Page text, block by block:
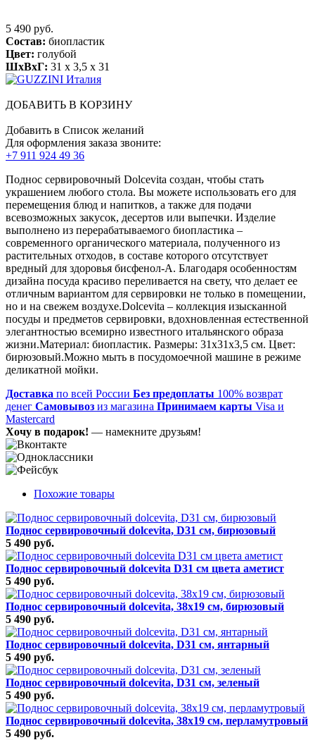
5 490 руб.
Состав: биопластик
Цвет: голубой
ШхВхГ: 31 x 3,5 x 31
ДОБАВИТЬ В КОРЗИНУ
Добавить в Список желаний
Для оформления заказа звоните:
+7 911 924 49 36
Поднос сервировочный Dolcevita создан, чтобы стать
украшением любого стола. Вы можете использовать его для
перемещения блюд и напитков, а также для подачи
всевозможных закусок, десертов или выпечки. Изделие
выполнено из перерабатываемого биопластика –
современного органического материала, полученного из
растительных отходов, в составе которого отсутствует
вредный для здоровья бисфенол-А. Благодаря особенностям
дизайна посуда красиво переливается на свету, что делает ее
отличным вариантом для сервировки не только в помещении,
но и на свежем воздухе.Dolcevita – коллекция изысканной
посуды и предметов сервировки, вдохновленная естественной
элегантностью всемирно известного итальянского образа
жизни.Материал: биопластик. Размеры: 31х31х3,5 см. Цвет:
бирюзовый.Можно мыть в посудомоечной машине в режиме
деликатной мойки.
Доставка по всей России Без предоплаты 100% возврат
денег Самовывоз из магазина Принимаем карты Visa и
Mastercard
Хочу в подарок! — намекните друзьям!
Похожие товары
Поднос сервировочный dolcevita, D31 см, бирюзовый
5 490 руб.
Поднос сервировочный dolcevita D31 см цвета аметист
5 490 руб.
Поднос сервировочный dolcevita, 38х19 см, бирюзовый
5 490 руб.
Поднос сервировочный dolcevita, D31 см, янтарный
5 490 руб.
Поднос сервировочный dolcevita, D31 см, зеленый
5 490 руб.
Поднос сервировочный dolcevita, 38х19 см, перламутровый
5 490 руб.